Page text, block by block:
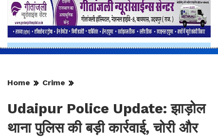
Home Crime
Udaipur Police Update: झाड़ोल
थाना पुलिस की बड़ी कार्रवाई, चोरी और